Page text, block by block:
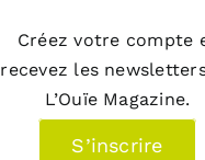
Créez votre compte
recevez les
L’Ouïe Magazine.
S’inscrire